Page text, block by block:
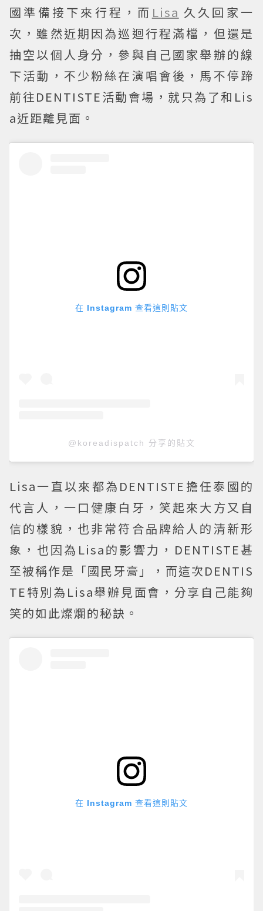
國準備接下來行程，而 Lisa 久久回家一
次，雖然近期因為巡迴行程滿檔，但還是
抽空以個人身分，參與自己國家舉辦的線
下活動，不少粉絲在演唱會後，馬不停蹄
前往DENTISTE活動會場，就只為了和Lis
a近距離見面。
在 Instagram 查看這則貼文
@koreadispatch 分享的貼文
Lisa一直以來都為DENTISTE擔任泰國的
代言人，一口健康白牙，笑起來大方又自
信的樣貌，也非常符合品牌給人的清新形
象，也因為Lisa的影響力，DENTISTE甚
至被稱作是「國民牙膏」，而這次DENTIS
TE特別為Lisa舉辦見面會，分享自己能夠
笑的如此燦爛的秘訣。
在 Instagram 查看這則貼文